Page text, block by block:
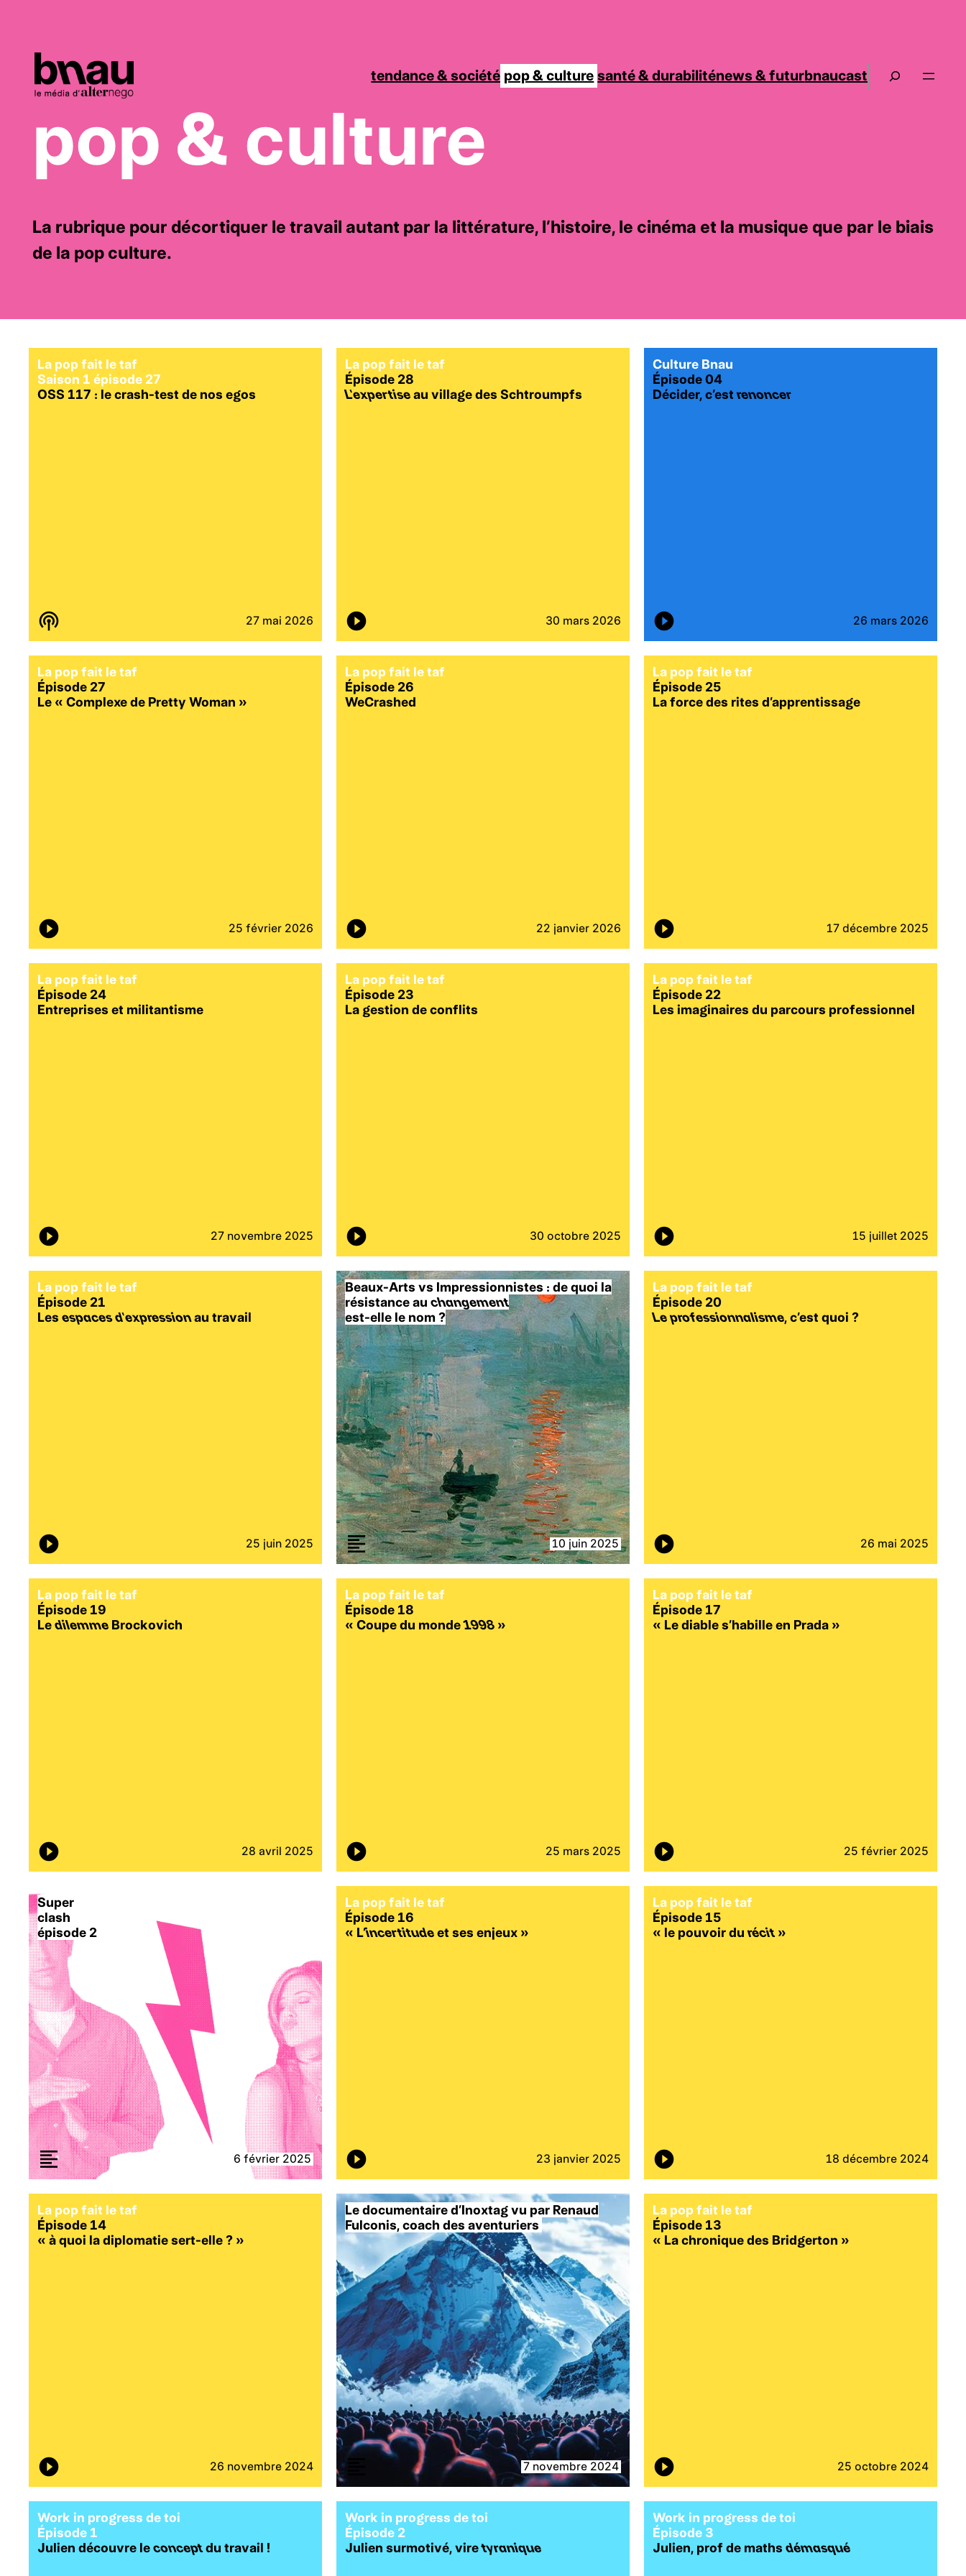
tendance & société pop & culture santé & durabiliténews & futurbnaucast
pop & culture
La rubrique pour décortiquer le travail autant par la littérature, l’histoire, le cinéma et la musique que par le biais
de la pop culture.
La pop fait le taf
Saison 1 épisode 27
OSS 117 : le crash-test de nos egos
27 mai 2026
La pop fait le taf
Épisode 28
L’expertiseau village des Schtroumpfs
30 mars 2026
Culture Bnau
Épisode 04
Décider, c’est renoncer
26 mars 2026
La pop fait le taf
Épisode 27
Le « Complexe de Pretty Woman »
25 février 2026
La pop fait le taf
Épisode 26
WeCrashed
22 janvier 2026
La pop fait le taf
Épisode 25
La force des rites d’apprentissage
17 décembre 2025
La pop fait le taf
Épisode 24
Entreprises et militantisme
27 novembre 2025
La pop fait le taf
Épisode 23
La gestion de conflits
30 octobre 2025
La pop fait le taf
Épisode 22
Les imaginaires du parcours professionnel
15 juillet 2025
La pop fait le taf
Épisode 21
Les espaces d’expressionau travail
25 juin 2025
Beaux-Arts vs Impressionnistes : de quoi la
résistance au changement
est-elle le nom ?
10 juin 2025
La pop fait le taf
Épisode 20
Le professionnalisme, c’est quoi ?
26 mai 2025
La pop fait le taf
Épisode 19
Ledilemme Brockovich
28 avril 2025
La pop fait le taf
Épisode 18
« Coupe du monde1998 »
25 mars 2025
La pop fait le taf
Épisode 17
« Le diable s’habille en Prada »
25 février 2025
Super
clash
épisode 2
6 février 2025
La pop fait le taf
Épisode 16
« L’incertitudeet ses enjeux »
23 janvier 2025
La pop fait le taf
Épisode 15
« le pouvoir du récit »
18 décembre 2024
La pop fait le taf
Épisode 14
« à quoi la diplomatie sert-elle ? »
26 novembre 2024
Ledocumentaire d’Inoxtag vu par Renaud
Fulconis, coach des aventuriers
7 novembre 2024
La pop fait le taf
Épisode 13
« La chronique des Bridgerton »
25 octobre 2024
Work in progress de toi
Épisode 1
Julien découvre leconceptdu travail !
Work in progress de toi
Épisode 2
Julien surmotivé, viretyranique
Work in progress de toi
Épisode 3
Julien, prof de maths démasqué